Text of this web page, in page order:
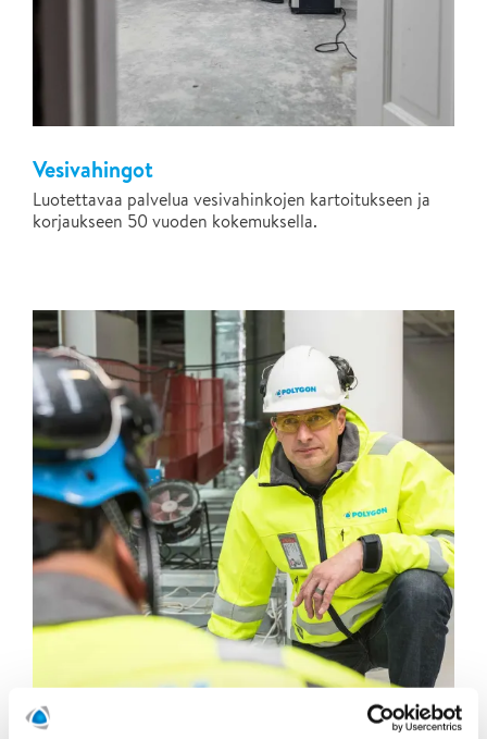
Vesivahingot
Luotettavaa palvelua vesivahinkojen kartoitukseen ja
korjaukseen 50 vuoden kokemuksella.